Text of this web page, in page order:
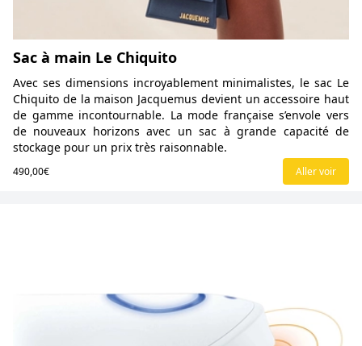
Sac à main Le Chiquito
Avec ses dimensions incroyablement minimalistes, le sac Le
Chiquito de la maison Jacquemus devient un accessoire haut
de gamme incontournable. La mode française s’envole vers
de nouveaux horizons avec un sac à grande capacité de
stockage pour un prix très raisonnable.
490,00€ Aller voir